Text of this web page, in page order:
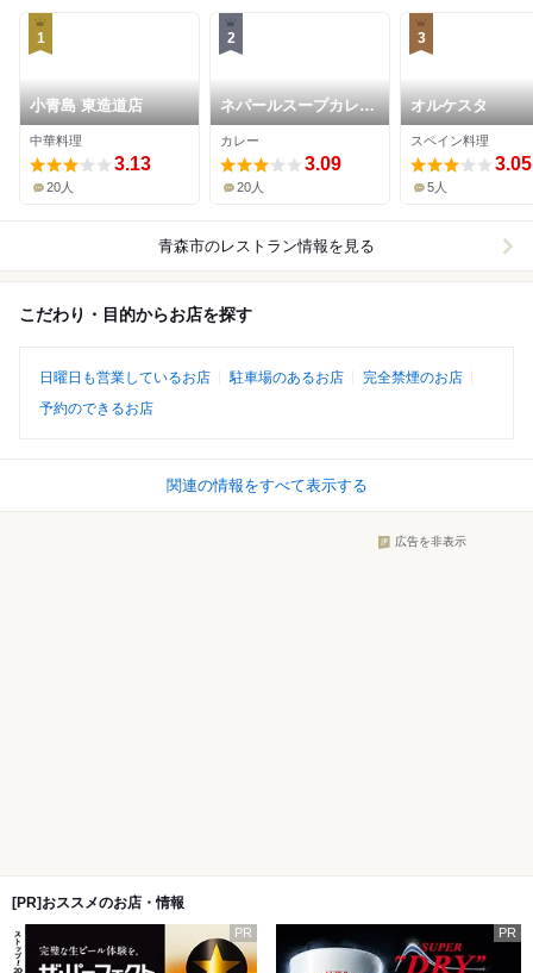
1
小青島 東造道店
中華料理
3.13
20人
2
ネパールスープカレー
ビハニ 青森店
カレー
3.09
20人
3
オルケスタ
スペイン料理
3.05
5人
青森市のレストラン情報を見る
こだわり・目的からお店を探す
日曜日も営業しているお店 駐車場のあるお店
完全禁煙のお店
予約のできるお店
関連の情報をすべて表示する
広告を非表示
[PR]おススメのお店・情報
PR PR